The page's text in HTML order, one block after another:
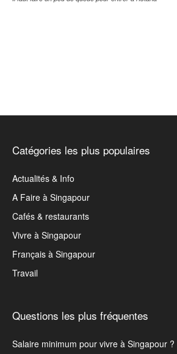
Catégories les plus populaires
Actualités & Info
A Faire à Singapour
Cafés & restaurants
Vivre à Singapour
Français à Singapour
Travail
Questions les plus fréquentes
Salaire minimum pour vivre à Singapour ?